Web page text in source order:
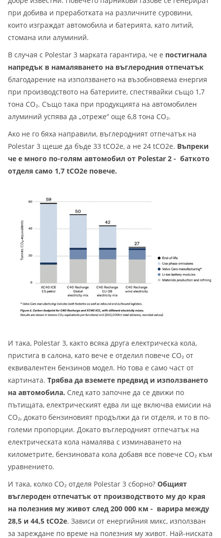
при добива и преработката на различните суровини,
които изграждат автомобила и батерията, като литий,
стомана или алуминий.
В случая с Polestar 3 марката гарантира, че е постигнала
напредък в намаляването на въглеродния отпечатък
благодарение на използването на възобновяема енергия
при производството на батериите, спестявайки също 1,7
тона CO₂. Също така при продукцията на автомобилен
алуминий успява да „отреже“ още 6,8 тона CO₂.
Ако не го бяха направили, въглеродният отпечатък на
Polestar 3 щеше да бъде 33 tCO2e, а не 24 tCO2e. Въпреки
че е много по-голям автомобил от Polestar 2 - баткото
отделя само 1,7 tCO2e повече.
И така, Polestar 3, както всяка друга електрическа кола,
пристига в салона, като вече е отделил повече CO₂ от
еквивалентен бензинов модел. Но това е само част от
картината. Трябва да вземете предвид и използването
на автомобила. След като започне да се движи по
пътищата, електрическият едва ли ще включва емисии на
CO₂, докато бензиновият продължи да ги отделя, и то в по-
големи пропорции. Докато въглеродният отпечатък на
електрическата кола намалява с изминаването на
километрите, бензиновата кола добавя все повече CO₂ към
уравнението.
И така, колко CO₂ отделя Polestar 3 сборно? Общият
въглероден отпечатък от производството му до края
на полезния му живот след 200 000 км - варира между
28,5 и 44,5 tCO2e. Зависи от енергийния микс, използван
за зареждане по време на полезния му живот. Най-ниската